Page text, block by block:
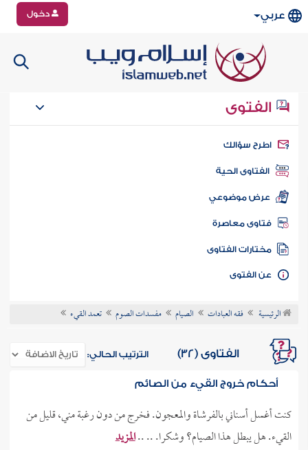
عربي دخول
الفتوى
سؤالك
الفتاوى الحية
عرض موضوعي
فتاوى معاصرة
مختارات الفتاوى
الفتوى
الرئيسية فقه العبادات الصيام مفسدات الصوم تعمد القيء
الفتاوى (32) الترتيب الحالي:
أحكام خروج القيء من الصائم
كنت أغسل أسناني بالفرشاة والمعجون. فخرج من دون رغبة مني، قليل من
القيء. هل يبطل هذا الصيام؟ وشكرا. .. ..المزيد